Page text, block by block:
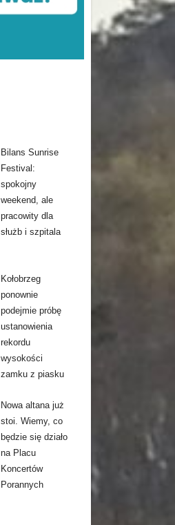
Bilans Sunrise
Festival:
spokojny
weekend, ale
pracowity dla
służb i szpitala
Kołobrzeg
ponownie
podejmie próbę
ustanowienia
rekordu
wysokości
zamku z piasku
Nowa altana już
stoi. Wiemy, co
będzie się działo
na Placu
Koncertów
Porannych